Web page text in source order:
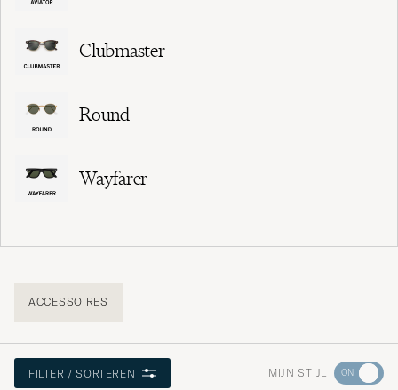
Clubmaster
Round
Wayfarer
ACCESSOIRES
FILTER / SORTEREN MIJN STIJL Ga